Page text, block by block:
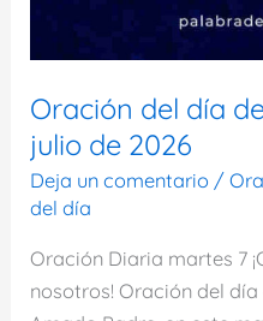
Oración del día
julio de 2026
Deja un comentario /
del día
Oración Diaria martes 7
nosotros! Oración del